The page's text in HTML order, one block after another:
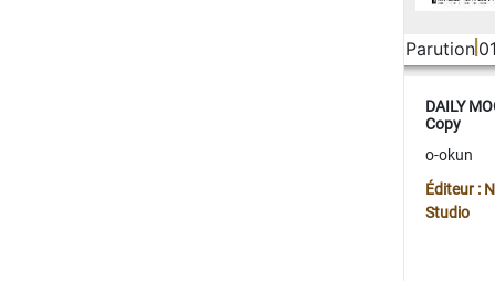
Parution
DAILY
Copy
o-okun
Éditeur :
Studio